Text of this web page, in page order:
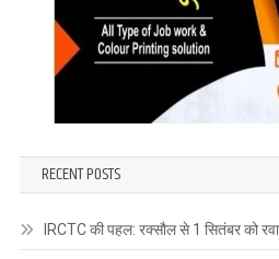
RECENT POSTS
IRCTC की पहल: रक्सौल से 1 सितंबर को